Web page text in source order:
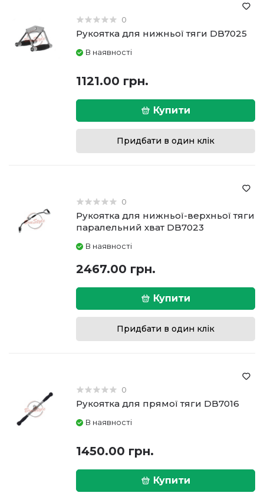
0
Рукоятка для нижньої тяги DB7025
В наявності
1121.00 грн.
Купити
Придбати в один клік
0
Рукоятка для нижньої-верхньої тяги
паралельний хват DB7023
В наявності
2467.00 грн.
Купити
Придбати в один клік
0
Рукоятка для прямої тяги DB7016
В наявності
1450.00 грн.
Купити